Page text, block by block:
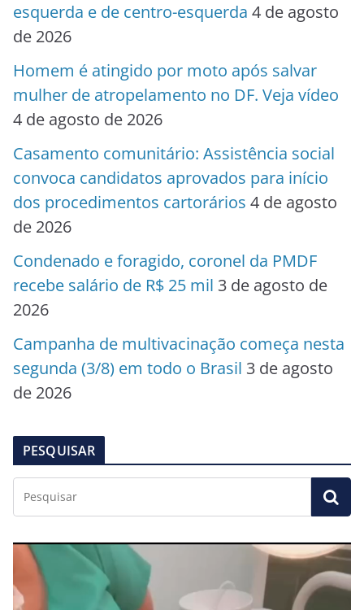
esquerda e de centro-esquerda 4 de agosto
de 2026
Homem é atingido por moto após salvar
mulher de atropelamento no DF. Veja vídeo
4 de agosto de 2026
Casamento comunitário: Assistência social
convoca candidatos aprovados para início
dos procedimentos cartorários 4 de agosto
de 2026
Condenado e foragido, coronel da PMDF
recebe salário de R$ 25 mil 3 de agosto de
2026
Campanha de multivacinação começa nesta
segunda (3/8) em todo o Brasil 3 de agosto
de 2026
PESQUISAR